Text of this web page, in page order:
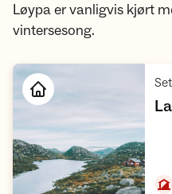
Løypa er vanligvis kjørt
vintersesong.